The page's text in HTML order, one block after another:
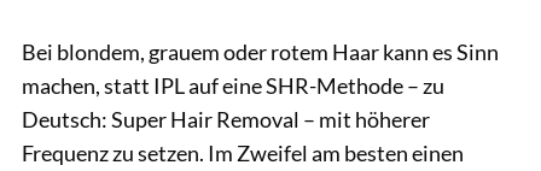
Bei blondem, grauem oder rotem Haar kann es Sinn
machen, statt IPL auf eine SHR-Methode – zu
Deutsch: Super Hair Removal – mit höherer
Frequenz zu setzen. Im Zweifel am besten einen